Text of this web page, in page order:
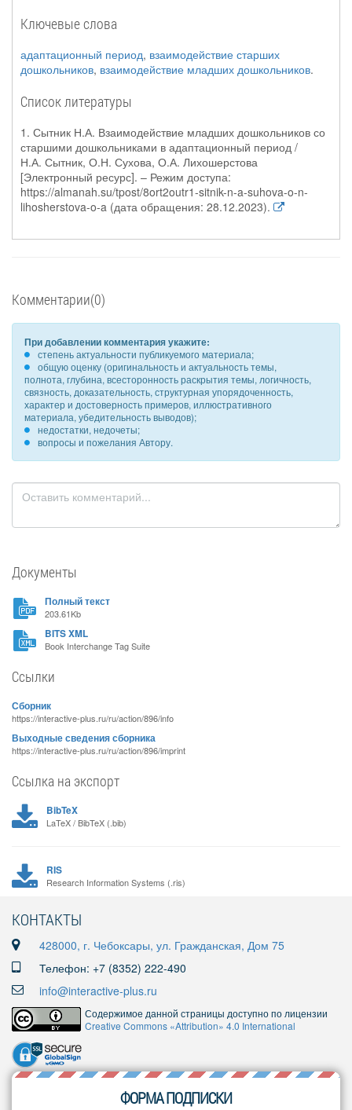
Ключевые слова
адаптационный период, взаимодействие старших
дошкольников, взаимодействие младших дошкольников.
Список литературы
1. Сытник Н.А. Взаимодействие младших дошкольников со
старшими дошкольниками в адаптационный период /
Н.А. Сытник, О.Н. Сухова, О.А. Лихошерстова
[Электронный ресурс]. – Режим доступа:
https://almanah.su/tpost/8ort2outr1-sitnik-n-a-suhova-o-n-
lihosherstova-o-a (дата обращения: 28.12.2023).
Комментарии(0)
При добавлении комментария укажите:
степень актуальности публикуемого материала;
общую оценку (оригинальность и актуальность темы,
полнота, глубина, всесторонность раскрытия темы, логичность,
связность, доказательность, структурная упорядоченность,
характер и достоверность примеров, иллюстративного
материала, убедительность выводов);
недостатки, недочеты;
вопросы и пожелания Автору.
Документы
Полный текст
203.61Kb
BITS XML
Book Interchange Tag Suite
Ссылки
Сборник
https://interactive-plus.ru/ru/action/896/info
Выходные сведения сборника
https://interactive-plus.ru/ru/action/896/imprint
Ссылка на экспорт
BibTeX
LaTeX / BibTeX (.bib)
RIS
Research Information Systems (.ris)
КОНТАКТЫ
428000, г. Чебоксары, ул. Гражданская, Дом 75
Телефон: +7 (8352) 222-490
info@interactive-plus.ru
Содержимое данной страницы доступно по лицензии
Creative Commons «Attribution» 4.0 International
ФОРМА ПОДПИСКИ